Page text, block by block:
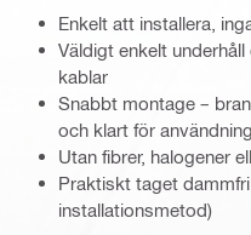
Enkelt att installera,
Väldigt enkelt
kablar
Snabbt montage –
och klart för användning
Utan fibrer, halogener
Praktiskt taget
installationsmetod)